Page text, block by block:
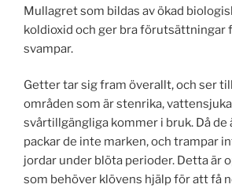
Mullagret som bildas av ökad
koldioxid och ger bra förutsättningar
svampar.
Getter tar sig fram överallt, och ser
områden som är stenrika,
svårtillgängliga kommer i bruk. Då de
packar de inte marken, och trampar
jordar under blöta perioder. Detta är
som behöver klövens hjälp för att få